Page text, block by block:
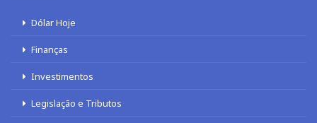
Dólar Hoje
Finanças
Investimentos
Legislação e Tributos